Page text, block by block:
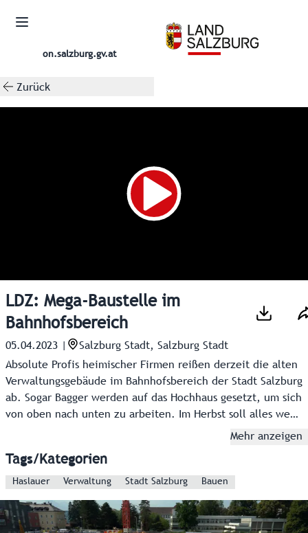
on.salzburg.gv.at
Zurück
LDZ: Mega-Baustelle im
Bahnhofsbereich
05.04.2023
Salzburg Stadt, Salzburg Stadt
Absolute Profis heimischer Firmen reißen derzeit die alten
Verwaltungsgebäude im Bahnhofsbereich der Stadt Salzburg
ab. Sogar Bagger werden auf das Hochhaus gesetzt, um sich
von oben nach unten zu arbeiten. Im Herbst soll alles weg
sein, auf rund 10.000 Quadratmeter entsteht dann das neue
Arbeitsplätzen für 1.200 Mitarbeiter und einem großen
Servicebereich für die Bevölkerung.
Mehr anzeigen
Tags/Kategorien
Haslauer Verwaltung Stadt Salzburg Bauen